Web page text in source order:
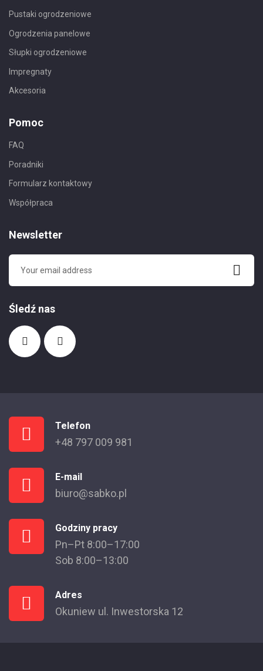
Pustaki ogrodzeniowe
Ogrodzenia panelowe
Słupki ogrodzeniowe
Impregnaty
Akcesoria
Pomoc
FAQ
Poradniki
Formularz kontaktowy
Współpraca
Newsletter
Śledź nas
Telefon
+48 797 009 981
E-mail
biuro@sabko.pl
Godziny pracy
Pn–Pt 8:00–17:00
Sob 8:00–13:00
Adres
Okuniew ul. Inwestorska 12